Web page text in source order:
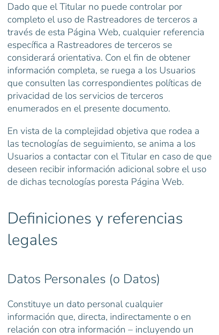
Dado que el Titular no puede controlar por
completo el uso de Rastreadores de terceros a
través de esta Página Web, cualquier referencia
específica a Rastreadores de terceros se
considerará orientativa. Con el fin de obtener
información completa, se ruega a los Usuarios
que consulten las correspondientes políticas de
privacidad de los servicios de terceros
enumerados en el presente documento.
En vista de la complejidad objetiva que rodea a
las tecnologías de seguimiento, se anima a los
Usuarios a contactar con el Titular en caso de que
deseen recibir información adicional sobre el uso
de dichas tecnologías poresta Página Web.
Definiciones y referencias
legales
Datos Personales (o Datos)
Constituye un dato personal cualquier
información que, directa, indirectamente o en
relación con otra información – incluyendo un